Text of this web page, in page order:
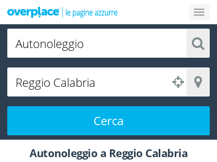
Cerca
Autonoleggio a Reggio Calabria